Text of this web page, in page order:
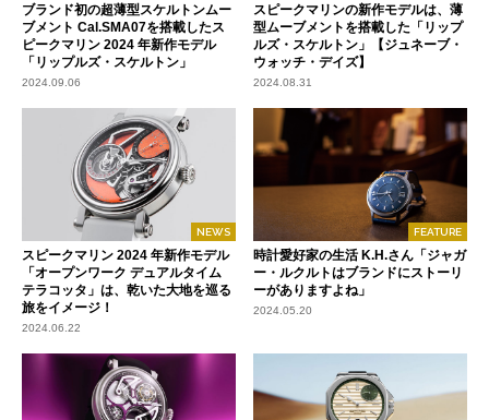
ブランド初の超薄型スケルトンムー
ブメント Cal.SMA07を搭載したス
ピークマリン 2024 年新作モデル
「リップルズ・スケルトン」
2024.09.06
スピークマリンの新作モデルは、薄
型ムーブメントを搭載した「リップ
ルズ・スケルトン」【ジュネーブ・
ウォッチ・デイズ】
2024.08.31
NEWS
スピークマリン 2024 年新作モデル
「オープンワーク デュアルタイム
テラコッタ」は、乾いた大地を巡る
旅をイメージ！
2024.06.22
FEATURE
時計愛好家の生活 K.H.さん「ジャガ
ー・ルクルトはブランドにストーリ
ーがありますよね」
2024.05.20